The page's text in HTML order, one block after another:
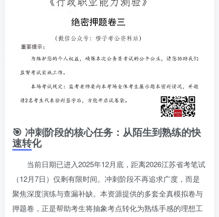
🎯 冲刺阶段的核心任务：从陌生到熟练的快
速转化
当前日期已进入2025年12月底，距离2026江苏省考笔试
（12月7日）仅剩有限时间。冲刺阶段不再追求广度，而是
聚焦深度演练与查漏补缺。本资源提供的多套全真模拟卷与
押题卷，正是帮助考生将抽象考点转化为熟练手感的理想工